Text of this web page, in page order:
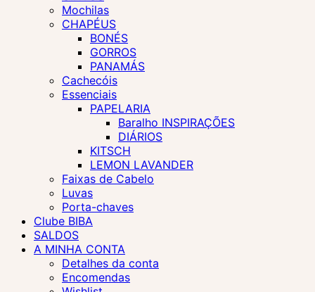
Mochilas
CHAPÉUS
BONÉS
GORROS
PANAMÁS
Cachecóis
Essenciais
PAPELARIA
Baralho INSPIRAÇÕES
DIÁRIOS
KITSCH
LEMON LAVANDER
Faixas de Cabelo
Luvas
Porta-chaves
Clube BIBA
SALDOS
A MINHA CONTA
Detalhes da conta
Encomendas